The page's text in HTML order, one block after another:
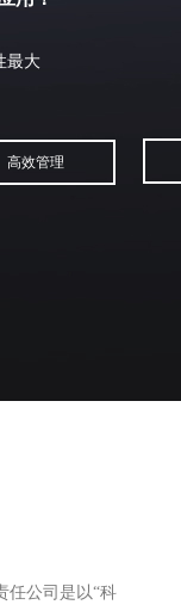
最大
高效管理
任公司是以“科